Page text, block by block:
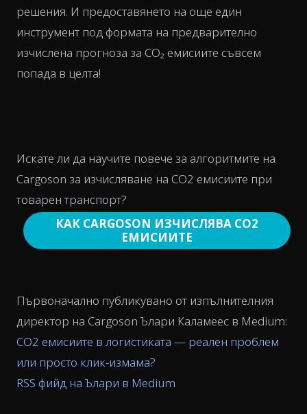
решения. И предоставянето на още един
инструмент под формата на предварително
изчислена прогноза за CO₂ емисиите съвсем
попада в целта!
Искате ли да научите повече за алгоритмите на
Cargoson за изчисляване на CO2 емисиите при
товарен транспорт?
КАК CARGOSON ИЗЧИСЛЯВА CO2
ЕМИСИИТЕ
Първоначално публикувано от изпълнителния
директор на Cargoson Ълари Каламеес в Medium:
CO2 емисиите в логистиката — реален проблем
или просто клик-измама?
RSS фийд на Ълари в Medium